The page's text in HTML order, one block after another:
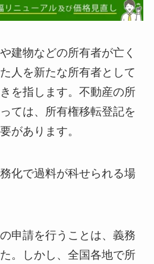
建物などの所有者が亡く
人を新たな所有者として
を指します。不動産の所
ては、所有権移転登記を
があります。
化で過料が科せられる場
申請を行うことは、義務
。しかし、全国各地で所